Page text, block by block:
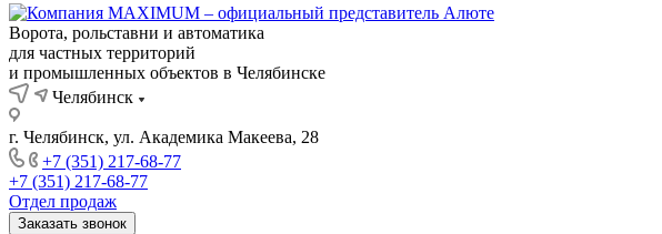
Ворота, рольставни и автоматика
для частных территорий
и промышленных объектов в Челябинске
Челябинск
г. Челябинск, ул. Академика Макеева, 28
+7 (351) 217-68-77
+7 (351) 217-68-77
Отдел продаж
Заказать звонок